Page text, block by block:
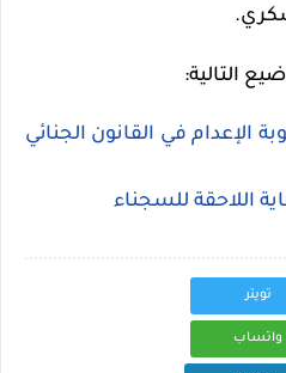
التالية:
في القانون الجنائي
اللاحقة للسجناء
تويتر
واتساب